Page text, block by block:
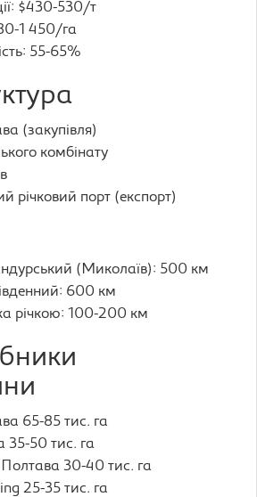
$430-530/т
1 450/га
55-65%
(закупівля)
комбінату
річковий порт (експорт)
(Миколаїв): 500 км
600 км
річкою: 100-200 км
65-85 тис. га
50 тис. га
30-40 тис. га
25-35 тис. га